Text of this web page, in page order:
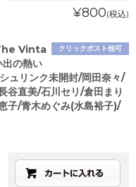
¥800(税込)
クリックポスト他可
Vinta
の熱い
ュリンク未開封/岡田奈々/
谷直美/石川セリ/倉田まり
子/青木めぐみ(水島裕子)/